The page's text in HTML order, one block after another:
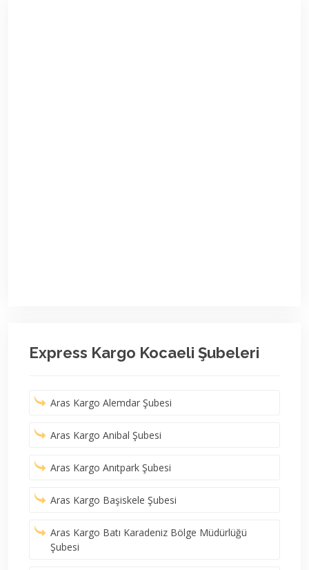
Express Kargo Kocaeli Şubeleri
Aras Kargo Alemdar Şubesi
Aras Kargo Anibal Şubesi
Aras Kargo Anıtpark Şubesi
Aras Kargo Başiskele Şubesi
Aras Kargo Batı Karadeniz Bölge Müdürlüğü
Şubesi